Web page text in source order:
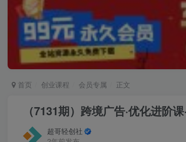
首页 创业课程 会员专属 正文
（7131期）跨境广告·优化进阶
超哥轻创社